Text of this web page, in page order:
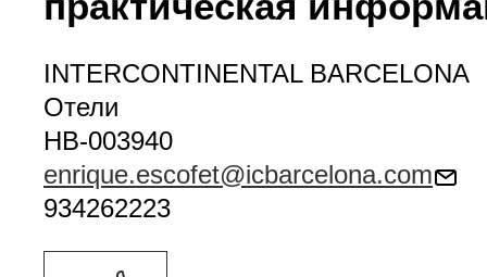
INTERCONTINENTAL BARCELONA
Отели
HB-003940
enrique.escofet@icbarcelona.com
934262223